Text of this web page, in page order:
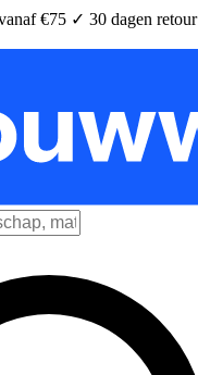
€75 ✓ 30 dagen retour